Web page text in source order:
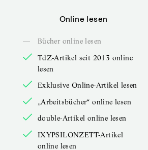
Online lesen
—
Bücher online lesen
TdZ-Artikel seit 2013 online
lesen
Exklusive Online-Artikel lesen
„Arbeitsbücher“ online lesen
double-Artikel online lesen
IXYPSILONZETT-Artikel
online lesen